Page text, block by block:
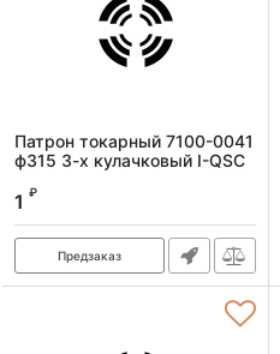
Патрон токарный 7100-0041
ф315 3-х кулачковый I-QSC
Артикул:
1 ₽
Предзаказ